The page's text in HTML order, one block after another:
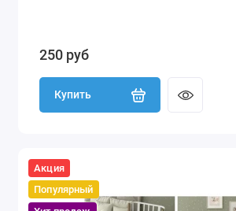
250 руб
Купить
Акция
Популярный